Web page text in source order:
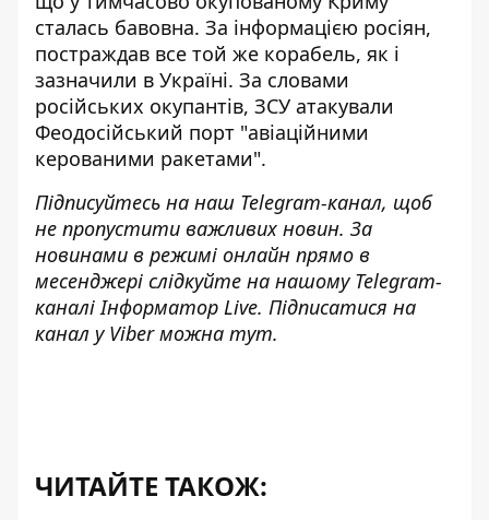
сталась бавовна. За інформацією росіян,
постраждав все той же корабель, як і
зазначили в Україні. За словами
російських окупантів, ЗСУ атакували
Феодосійський порт "авіаційними
керованими ракетами".
Підписуйтесь на наш Telegram-канал, щоб
не пропустити важливих новин. За
новинами в режимі онлайн прямо в
месенджері слідкуйте на нашому Telegram-
каналіІнформатор Live. Підписатися на
канал у Viber можна тут.
ЧИТАЙТЕ ТАКОЖ: